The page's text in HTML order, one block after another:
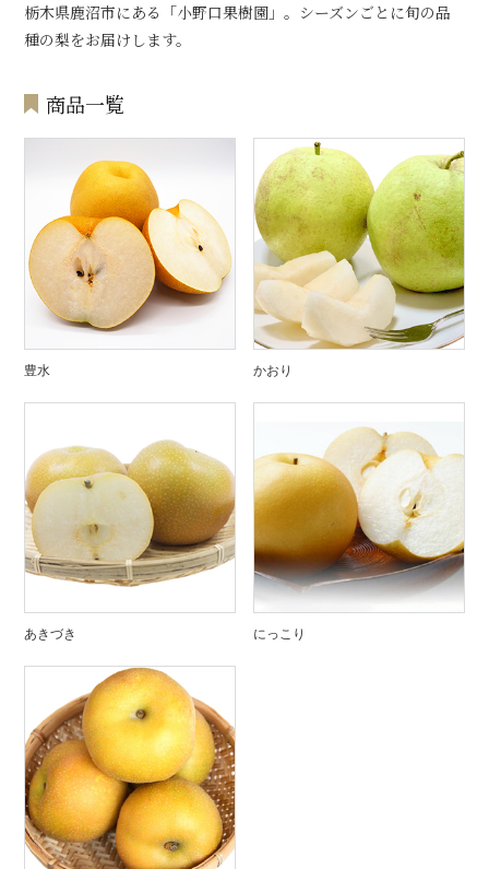
栃木県鹿沼市にある「小野口果樹園」。シーズンごとに旬の品
種の梨をお届けします。
商品一覧
豊水 かおり
あきづき にっこり